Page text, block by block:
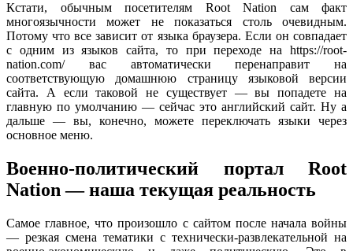
Кстати, обычным посетителям Root Nation сам факт
многоязычности может не показаться столь очевидным.
Потому что все зависит от языка браузера. Если он совпадает
с одним из языков сайта, то при переходе на https://root-
nation.com/ вас автоматически перенаправит на
соответствующую домашнюю страницу языковой версии
сайта. А если таковой не существует — вы попадете на
главную по умолчанию — сейчас это английский сайт. Ну а
дальше — вы, конечно, можете переключать языки через
основное меню.
Военно-политический портал Root
Nation — наша текущая реальность
Самое главное, что произошло с сайтом после начала войны
— резкая смена тематики с технически-развлекательной на